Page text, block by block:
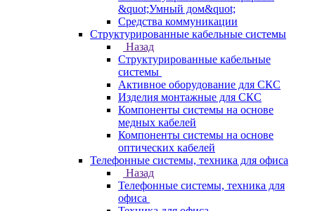
&quot;Умный дом&quot;
Средства коммуникации
Структурированные кабельные системы
Назад
Структурированные кабельные
системы
Активное оборудование для СКС
Изделия монтажные для СКС
Компоненты системы на основе
медных кабелей
Компоненты системы на основе
оптических кабелей
Телефонные системы, техника для офиса
Назад
Телефонные системы, техника для
офиса